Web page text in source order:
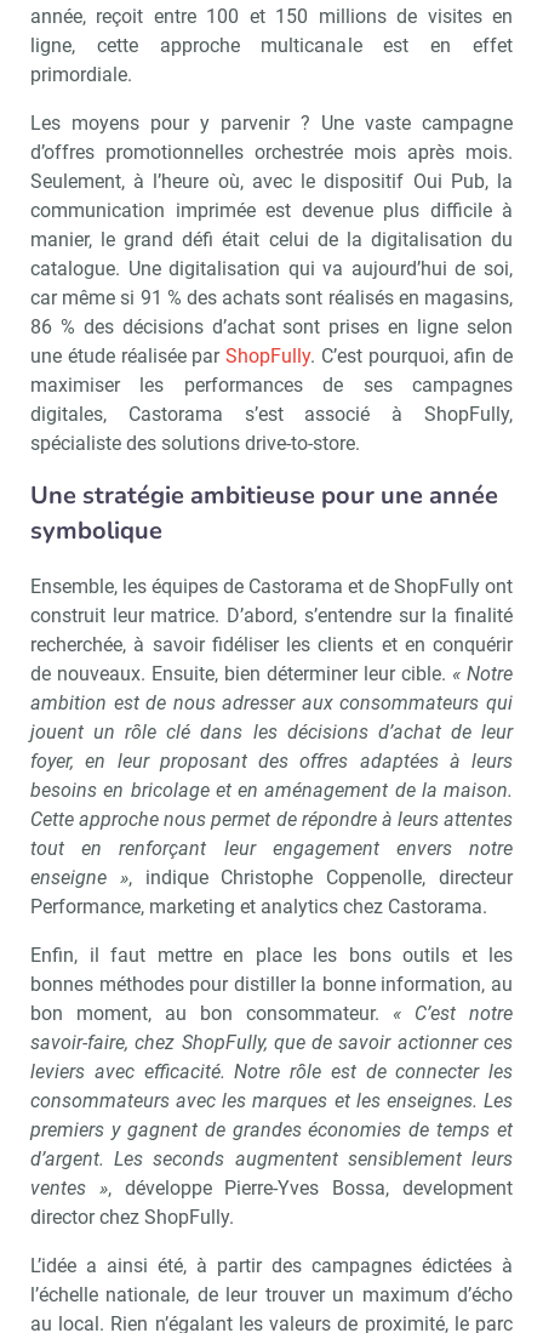
année, reçoit entre 100 et 150 millions de visites en
ligne, cette approche multicanale est en effet
primordiale.
Les moyens pour y parvenir ? Une vaste campagne
d’offres promotionnelles orchestrée mois après mois.
Seulement, à l’heure où, avec le dispositif Oui Pub, la
communication imprimée est devenue plus difficile à
manier, le grand défi était celui de la digitalisation du
catalogue. Une digitalisation qui va aujourd’hui de soi,
car même si 91 % des achats sont réalisés en magasins,
86 % des décisions d’achat sont prises en ligne selon
une étude réalisée par ShopFully. C’est pourquoi, afin de
maximiser les performances de ses campagnes
digitales, Castorama s’est associé à ShopFully,
spécialiste des solutions drive-to-store.
Une stratégie ambitieuse pour une année
symbolique
Ensemble, les équipes de Castorama et de ShopFully ont
construit leur matrice. D’abord, s’entendre sur la finalité
recherchée, à savoir fidéliser les clients et en conquérir
de nouveaux. Ensuite, bien déterminer leur cible. « Notre
ambition est de nous adresser aux consommateurs qui
jouent un rôle clé dans les décisions d’achat de leur
foyer, en leur proposant des offres adaptées à leurs
besoins en bricolage et en aménagement de la maison.
Cette approche nous permet de répondre à leurs attentes
tout en renforçant leur engagement envers notre
enseigne », indique Christophe Coppenolle, directeur
Performance, marketing et analytics chez Castorama.
Enfin, il faut mettre en place les bons outils et les
bonnes méthodes pour distiller la bonne information, au
bon moment, au bon consommateur. « C’est notre
savoir-faire, chez ShopFully, que de savoir actionner ces
leviers avec efficacité. Notre rôle est de connecter les
consommateurs avec les marques et les enseignes. Les
premiers y gagnent de grandes économies de temps et
d’argent. Les seconds augmentent sensiblement leurs
ventes », développe Pierre-Yves Bossa, development
director chez ShopFully.
L’idée a ainsi été, à partir des campagnes édictées à
l’échelle nationale, de leur trouver un maximum d’écho
au local. Rien n’égalant les valeurs de proximité, le parc